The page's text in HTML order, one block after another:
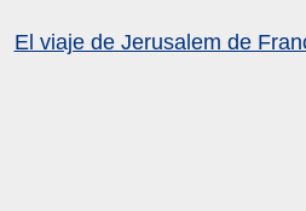
El viaje de Jerusalem de